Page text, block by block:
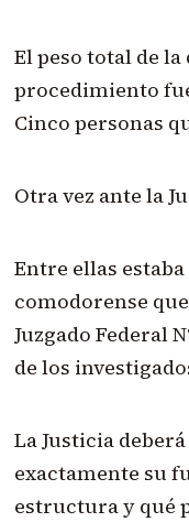
El peso total de
procedimiento
Cinco personas
Otra vez ante la
Entre ellas
comodorense
Juzgado Federal
de los
La Justicia
exactamente su
estructura y qué